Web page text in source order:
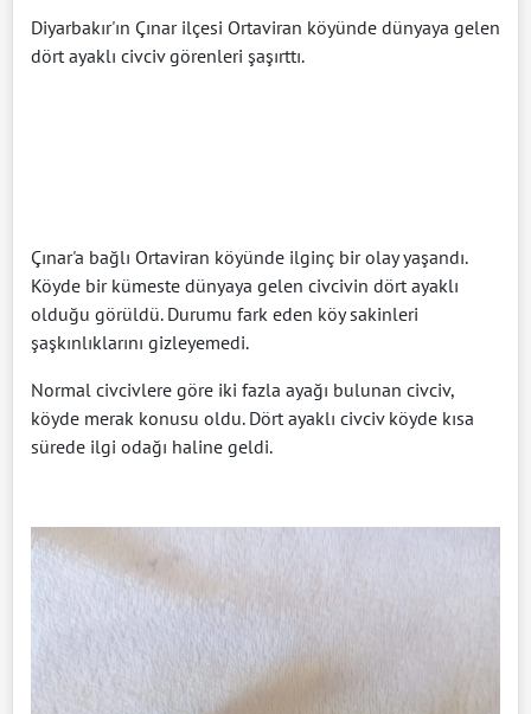
Diyarbakır'ın Çınar ilçesi Ortaviran köyünde dünyaya gelen
dört ayaklı civciv görenleri şaşırttı.
Çınar'a bağlı Ortaviran köyünde ilginç bir olay yaşandı.
Köyde bir kümeste dünyaya gelen civcivin dört ayaklı
olduğu görüldü. Durumu fark eden köy sakinleri
şaşkınlıklarını gizleyemedi.
Normal civcivlere göre iki fazla ayağı bulunan civciv,
köyde merak konusu oldu. Dört ayaklı civciv köyde kısa
sürede ilgi odağı haline geldi.